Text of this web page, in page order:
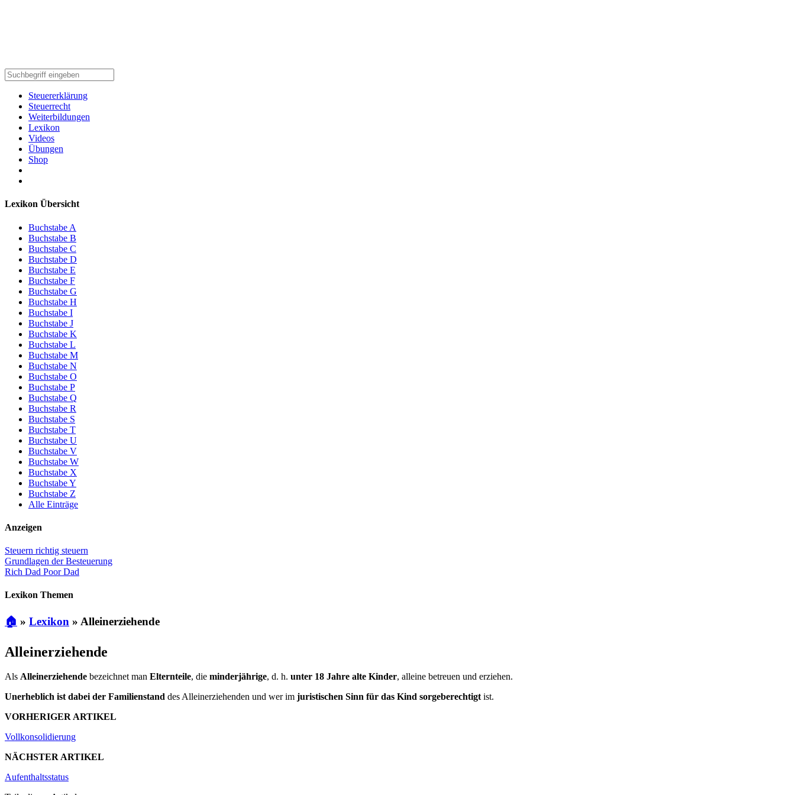
Steuererklärung
Steuerrecht
Weiterbildungen
Lexikon
Videos
Übungen
Shop
Lexikon Übersicht
Buchstabe A
Buchstabe B
Buchstabe C
Buchstabe D
Buchstabe E
Buchstabe F
Buchstabe G
Buchstabe H
Buchstabe I
Buchstabe J
Buchstabe K
Buchstabe L
Buchstabe M
Buchstabe N
Buchstabe O
Buchstabe P
Buchstabe Q
Buchstabe R
Buchstabe S
Buchstabe T
Buchstabe U
Buchstabe V
Buchstabe W
Buchstabe X
Buchstabe Y
Buchstabe Z
Alle Einträge
Anzeigen
Steuern richtig steuern
Grundlagen der Besteuerung
Rich Dad Poor Dad
Lexikon Themen
🏠 » Lexikon » Alleinerziehende
Alleinerziehende
Als Alleinerziehende bezeichnet man Elternteile, die minderjährige, d. h. unter 18 Jahre alte Kinder, alleine betreuen und erziehen.
Unerheblich ist dabei der Familienstand des Alleinerziehenden und wer im juristischen Sinn für das Kind sorgeberechtigtist.
VORHERIGER ARTIKEL
Vollkonsolidierung
NÄCHSTER ARTIKEL
Aufenthaltsstatus